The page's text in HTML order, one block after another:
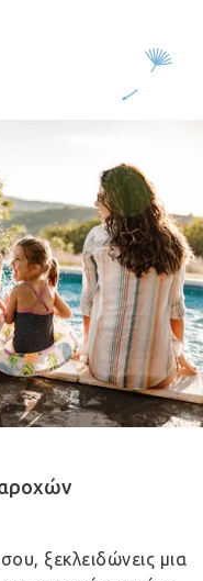
ξεκλειδώνεις μια